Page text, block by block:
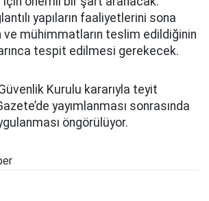
yapıların faaliyetlerini sona
ve mühimmatların teslim edildiğinin
tespit edilmesi gerekecek.
Kurulu kararıyla teyit
yayımlanması sonrasında
öngörülüyor.